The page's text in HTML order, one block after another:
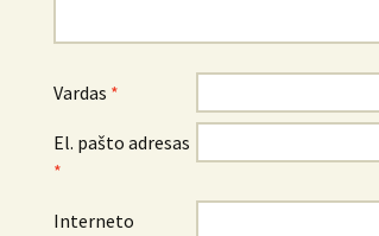
Vardas *
El. pašto adresas
*
Interneto